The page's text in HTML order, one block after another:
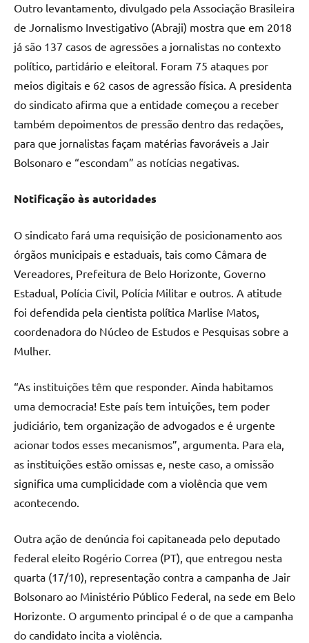
Outro levantamento, divulgado pela Associação Brasileira
de Jornalismo Investigativo (Abraji) mostra que em 2018
já são 137 casos de agressões a jornalistas no contexto
político, partidário e eleitoral. Foram 75 ataques por
meios digitais e 62 casos de agressão física. A presidenta
do sindicato afirma que a entidade começou a receber
também depoimentos de pressão dentro das redações,
para que jornalistas façam matérias favoráveis a Jair
Bolsonaro e “escondam” as notícias negativas.
Notificação às autoridades
O sindicato fará uma requisição de posicionamento aos
órgãos municipais e estaduais, tais como Câmara de
Vereadores, Prefeitura de Belo Horizonte, Governo
Estadual, Polícia Civil, Polícia Militar e outros. A atitude
foi defendida pela cientista política Marlise Matos,
coordenadora do Núcleo de Estudos e Pesquisas sobre a
Mulher.
“As instituições têm que responder. Ainda habitamos
uma democracia! Este país tem intuições, tem poder
judiciário, tem organização de advogados e é urgente
acionar todos esses mecanismos”, argumenta. Para ela,
as instituições estão omissas e, neste caso, a omissão
significa uma cumplicidade com a violência que vem
acontecendo.
Outra ação de denúncia foi capitaneada pelo deputado
federal eleito Rogério Correa (PT), que entregou nesta
quarta (17/10), representação contra a campanha de Jair
Bolsonaro ao Ministério Público Federal, na sede em Belo
Horizonte. O argumento principal é o de que a campanha
do candidato incita a violência.